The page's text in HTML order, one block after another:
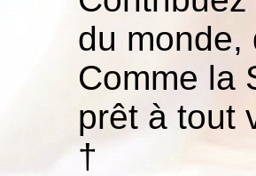
du monde,
Comme la
prêt à tout
†